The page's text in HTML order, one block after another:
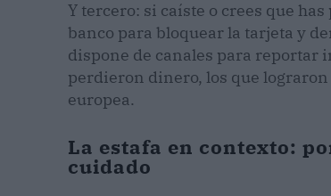
Y tercero: si caíste o crees que
banco para bloquear la tarjeta y
dispone de canales para reportar
perdieron dinero, los que
europea.
La estafa en contexto:
cuidado